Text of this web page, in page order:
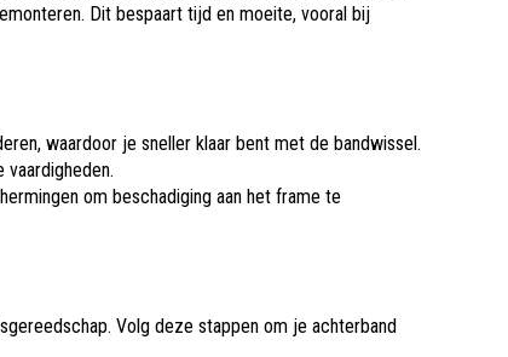
Dit bespaart tijd en moeite, vooral bij
waardoor je sneller klaar bent met de bandwissel.
om beschadiging aan het frame te
Volg deze stappen om je achterband